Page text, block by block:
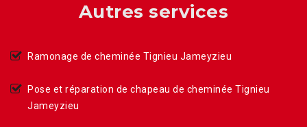
Autres services
Ramonage de cheminée Tignieu Jameyzieu
Pose et réparation de chapeau de cheminée Tignieu
Jameyzieu